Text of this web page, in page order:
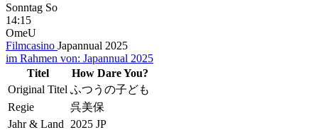
Sonntag So
14:15
OmeU
Filmcasino Japannual 2025
im Rahmen von: Japannual 2025
Titel
How Dare You?
Original Titel ふつうの子ども
Regie
呉美保
Jahr & Land
2025 JP